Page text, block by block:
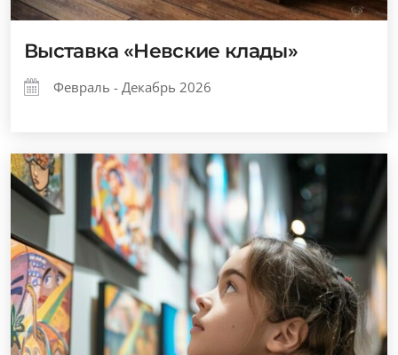
Выставка «Невские клады»
Февраль - Декабрь 2026